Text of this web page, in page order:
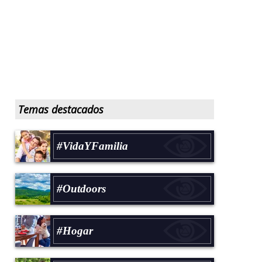
Temas destacados
#VidaYFamilia
#Outdoors
#Hogar